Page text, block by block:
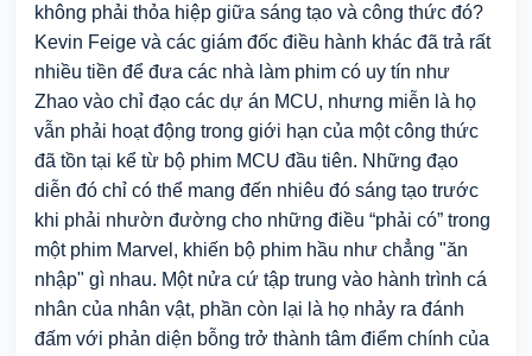
không phải thỏa hiệp giữa sáng tạo và công thức đó?
Kevin Feige và các giám đốc điều hành khác đã trả rất
nhiều tiền để đưa các nhà làm phim có uy tín như
Zhao vào chỉ đạo các dự án MCU, nhưng miễn là họ
vẫn phải hoạt động trong giới hạn của một công thức
đã tồn tại kể từ bộ phim MCU đầu tiên. Những đạo
diễn đó chỉ có thể mang đến nhiêu đó sáng tạo trước
khi phải nhườn đường cho những điều “phải có” trong
một phim Marvel, khiến bộ phim hầu như chẳng "ăn
nhập" gì nhau. Một nửa cứ tập trung vào hành trình cá
nhân của nhân vật, phần còn lại là họ nhảy ra đánh
đấm với phản diện bỗng trở thành tâm điểm chính của